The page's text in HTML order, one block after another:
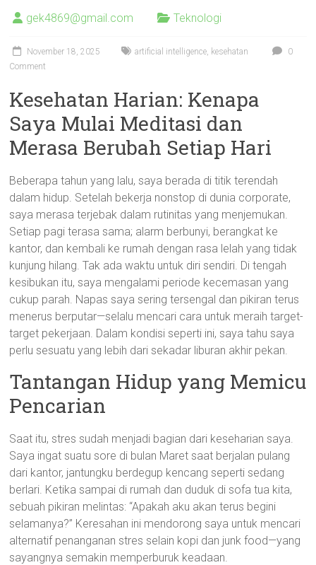
gek4869@gmail.com Teknologi
November 18, 2025 artificial intelligence, kesehatan
0
Comment
Kesehatan Harian: Kenapa
Saya Mulai Meditasi dan
Merasa Berubah Setiap Hari
Beberapa tahun yang lalu, saya berada di titik terendah
dalam hidup. Setelah bekerja nonstop di dunia corporate,
saya merasa terjebak dalam rutinitas yang menjemukan.
Setiap pagi terasa sama; alarm berbunyi, berangkat ke
kantor, dan kembali ke rumah dengan rasa lelah yang tidak
kunjung hilang. Tak ada waktu untuk diri sendiri. Di tengah
kesibukan itu, saya mengalami periode kecemasan yang
cukup parah. Napas saya sering tersengal dan pikiran terus
menerus berputar—selalu mencari cara untuk meraih target-
target pekerjaan. Dalam kondisi seperti ini, saya tahu saya
perlu sesuatu yang lebih dari sekadar liburan akhir pekan.
Tantangan Hidup yang Memicu
Pencarian
Saat itu, stres sudah menjadi bagian dari keseharian saya.
Saya ingat suatu sore di bulan Maret saat berjalan pulang
dari kantor, jantungku berdegup kencang seperti sedang
berlari. Ketika sampai di rumah dan duduk di sofa tua kita,
sebuah pikiran melintas: “Apakah aku akan terus begini
selamanya?” Keresahan ini mendorong saya untuk mencari
alternatif penanganan stres selain kopi dan junk food—yang
sayangnya semakin memperburuk keadaan.